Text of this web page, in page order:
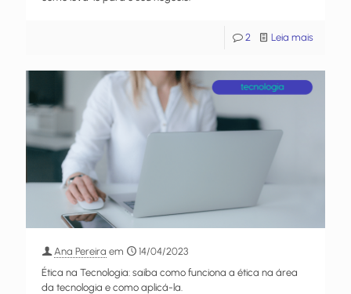
2 Leia mais
Ana Pereira em
14/04/2023
Ética na Tecnologia: saiba como funciona a ética na área
da tecnologia e como aplicá-la.